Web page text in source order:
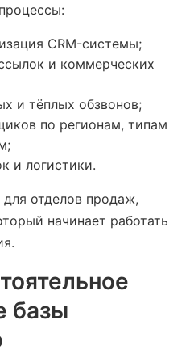
CRM-системы;
и коммерческих
и тёплых обзвонов;
по регионам, типам
и логистики.
отделов продаж,
начинает работать
базы